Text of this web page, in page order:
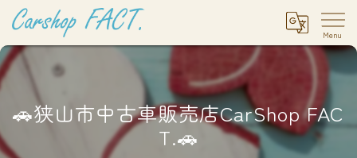
🚗狭山市中古車販売店CarShop FAC
T.🚗